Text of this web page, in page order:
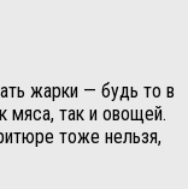
жарки — будь то в
мяса, так и овощей.
тоже нельзя,